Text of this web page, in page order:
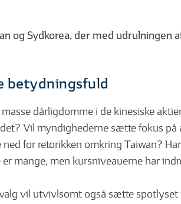
og Sydkorea, der med udrulningen
betydningsfuld
dårligdomme i de kinesiske
Vil myndighederne sætte fokus på
for retorikken omkring Taiwan?
mange, men kursniveauerne har
vil utvivlsomt også sætte spotlyset